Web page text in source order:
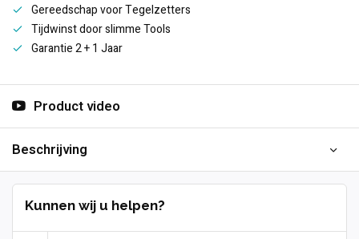
Gereedschap voor Tegelzetters
Tijdwinst door slimme Tools
Garantie 2 + 1 Jaar
Product video
Beschrijving
Kunnen wij u helpen?